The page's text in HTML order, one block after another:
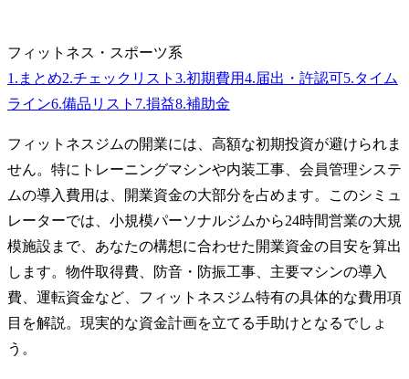
フィットネス・スポーツ系
1 . まとめ2.チェックリスト 3.初期費用4.届出・許認可5.タイム
ライン6.備品リスト 7.損益8.補助金
フィットネスジムの開業には、高額な初期投資が避けられま
せん。特にトレーニングマシンや内装工事、会員管理システ
ムの導入費用は、開業資金の大部分を占めます。このシミュ
レーターでは、小規模パーソナルジムから24時間営業の大規
模施設まで、あなたの構想に合わせた開業資金の目安を算出
します。物件取得費、防音・防振工事、主要マシンの導入
費、運転資金など、フィットネスジム特有の具体的な費用項
目を解説。現実的な資金計画を立てる手助けとなるでしょ
う。